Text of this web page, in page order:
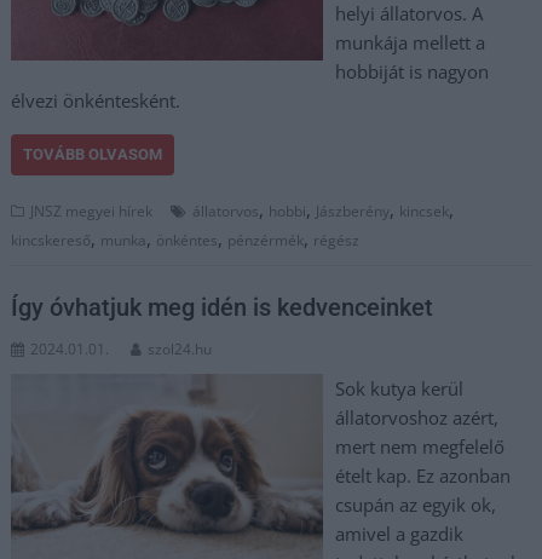
helyi állatorvos. A
munkája mellett a
hobbiját is nagyon
élvezi önkéntesként.
TOVÁBB OLVASOM
JNSZ megyei hírek állatorvos, hobbi, Jászberény, kincsek,
kincskereső, munka, önkéntes, pénzérmék, régész
Így óvhatjuk meg idén is kedvenceinket
2024.01.01. szol24.hu
Sok kutya kerül
állatorvoshoz azért,
mert nem megfelelő
ételt kap. Ez azonban
csupán az egyik ok,
amivel a gazdik